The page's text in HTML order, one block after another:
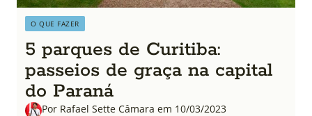
O QUE FAZER
5 parques de Curitiba:
passeios de graça na capital
do Paraná
Por Rafael Sette Câmara em 10/03/2023